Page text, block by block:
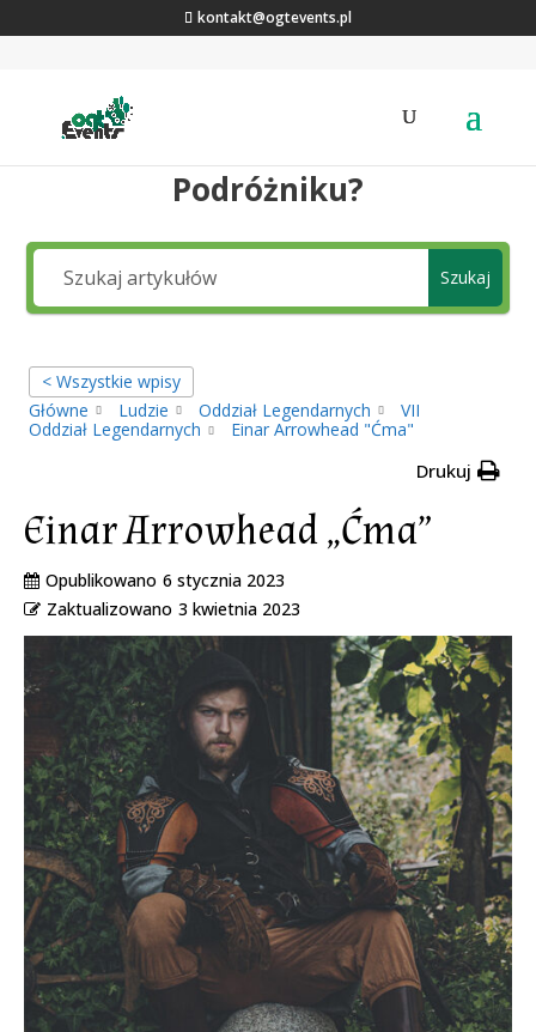
kontakt@ogtevents.pl
Jakiej wiedzy szukasz,
Podróżniku?
Szukaj
< Wszystkie wpisy
Główne
Ludzie Oddział Legendarnych
VII
Oddział Legendarnych
Einar Arrowhead "Ćma"
Drukuj
Einar Arrowhead „Ćma”
Opublikowano 6 stycznia 2023
Zaktualizowano 3 kwietnia 2023